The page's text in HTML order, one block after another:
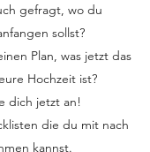
gefragt, wo du
sollst?
Plan, was jetzt das
Hochzeit ist?
dich jetzt an!
die du mit nach
kannst.